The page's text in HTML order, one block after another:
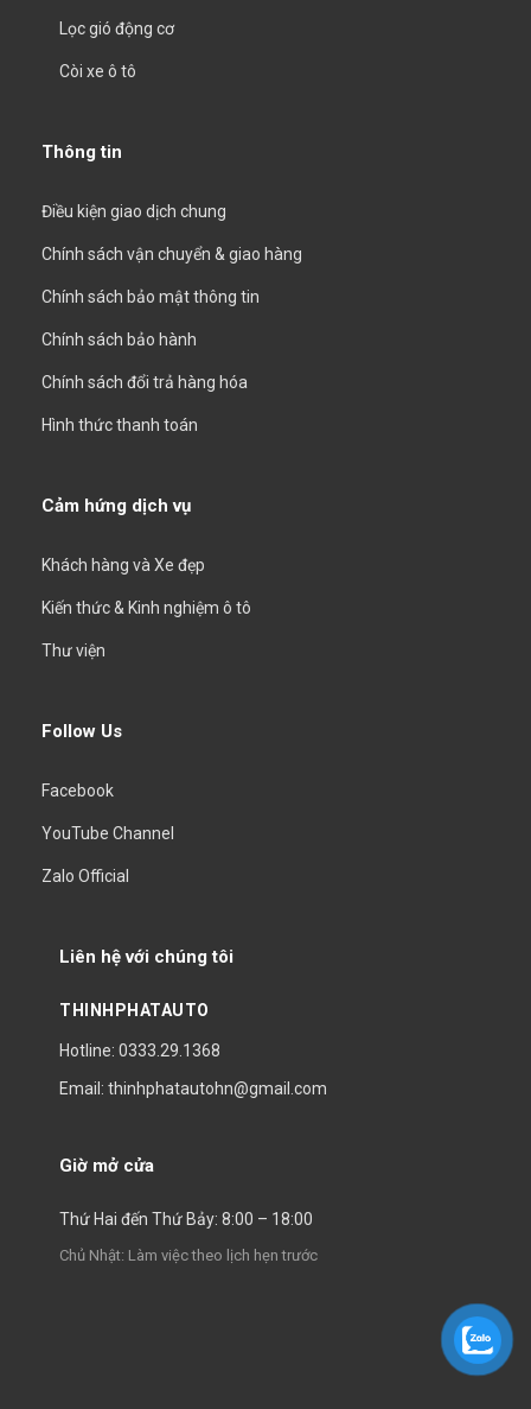
Lọc gió động cơ
Còi xe ô tô
Thông tin
Điều kiện giao dịch chung
Chính sách vận chuyển & giao hàng
Chính sách bảo mật thông tin
Chính sách bảo hành
Chính sách đổi trả hàng hóa
Hình thức thanh toán
Cảm hứng dịch vụ
Khách hàng và Xe đẹp
Kiến thức & Kinh nghiệm ô tô
Thư viện
Follow Us
Facebook
YouTube Channel
Zalo Official
Liên hệ với chúng tôi
THINHPHATAUTO
Hotline: 0333.29.1368
Email: thinhphatautohn@gmail.com
Giờ mở cửa
Thứ Hai đến Thứ Bảy: 8:00 – 18:00
Chủ Nhật: Làm việc theo lịch hẹn trước